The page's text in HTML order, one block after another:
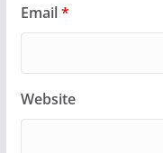
Email*
Website